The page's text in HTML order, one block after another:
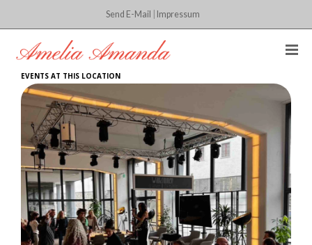
Send E-Mail Impressum
EVENTS AT THIS LOCATION